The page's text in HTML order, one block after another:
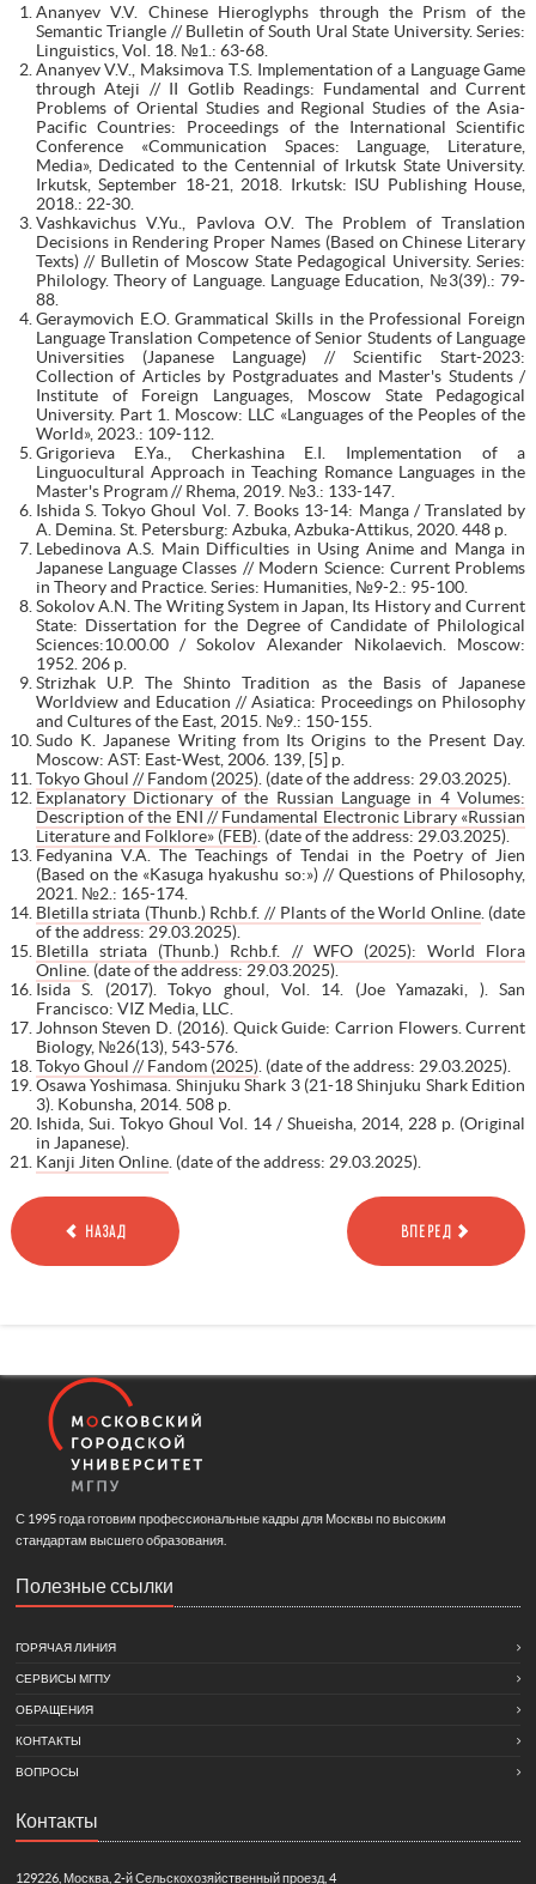
Ananyev V.V. Chinese Hieroglyphs through the Prism of the
Semantic Triangle // Bulletin of South Ural State University. Series:
Linguistics, Vol. 18. №1.: 63-68.
Ananyev V.V., Maksimova T.S. Implementation of a Language Game
through Ateji // II Gotlib Readings: Fundamental and Current
Problems of Oriental Studies and Regional Studies of the Asia-
Pacific Countries: Proceedings of the International Scientific
Conference «Communication Spaces: Language, Literature,
Media», Dedicated to the Centennial of Irkutsk State University.
Irkutsk, September 18-21, 2018. Irkutsk: ISU Publishing House,
2018.: 22-30.
Vashkavichus V.Yu., Pavlova O.V. The Problem of Translation
Decisions in Rendering Proper Names (Based on Chinese Literary
Texts) // Bulletin of Moscow State Pedagogical University. Series:
Philology. Theory of Language. Language Education, №3(39).: 79-
88.
Geraymovich E.O. Grammatical Skills in the Professional Foreign
Language Translation Competence of Senior Students of Language
Universities (Japanese Language) // Scientific Start-2023:
Collection of Articles by Postgraduates and Master's Students /
Institute of Foreign Languages, Moscow State Pedagogical
University. Part 1. Moscow: LLC «Languages of the Peoples of the
World», 2023.: 109-112.
Grigorieva E.Ya., Cherkashina E.I. Implementation of a
Linguocultural Approach in Teaching Romance Languages in the
Master's Program // Rhema, 2019. №3.: 133-147.
Ishida S. Tokyo Ghoul Vol. 7. Books 13-14: Manga / Translated by
A. Demina. St. Petersburg: Azbuka, Azbuka-Attikus, 2020. 448 p.
Lebedinova A.S. Main Difficulties in Using Anime and Manga in
Japanese Language Classes // Modern Science: Current Problems
in Theory and Practice. Series: Humanities, №9-2.: 95-100.
Sokolov A.N. The Writing System in Japan, Its History and Current
State: Dissertation for the Degree of Candidate of Philological
Sciences:10.00.00 / Sokolov Alexander Nikolaevich. Moscow:
1952. 206 p.
Strizhak U.P. The Shinto Tradition as the Basis of Japanese
Worldview and Education // Asiatica: Proceedings on Philosophy
and Cultures of the East, 2015. №9.: 150-155.
Sudo K. Japanese Writing from Its Origins to the Present Day.
Moscow: AST: East-West, 2006. 139, [5] p.
Tokyo Ghoul // Fandom (2025). (date of the address: 29.03.2025).
Explanatory Dictionary of the Russian Language in 4 Volumes:
Description of the ENI // Fundamental Electronic Library «Russian
Literature and Folklore» (FEB). (date of the address: 29.03.2025).
Fedyanina V.A. The Teachings of Tendai in the Poetry of Jien
(Based on the «Kasuga hyakushu so:») // Questions of Philosophy,
2021. №2.: 165-174.
Bletilla striata (Thunb.) Rchb.f. // Plants of the World Online. (date
of the address: 29.03.2025).
Bletilla striata (Thunb.) Rchb.f. // WFO (2025): World Flora
Online. (date of the address: 29.03.2025).
Isida S. (2017). Tokyo ghoul, Vol. 14. (Joe Yamazaki, ). San
Francisco: VIZ Media, LLC.
Johnson Steven D. (2016). Quick Guide: Carrion Flowers. Current
Biology, №26(13), 543-576.
Tokyo Ghoul // Fandom (2025). (date of the address: 29.03.2025).
Osawa Yoshimasa. Shinjuku Shark 3 (21-18 Shinjuku Shark Edition
3). Kobunsha, 2014. 508 p.
Ishida, Sui. Tokyo Ghoul Vol. 14 / Shueisha, 2014, 228 p. (Original
in Japanese).
Kanji Jiten Online. (date of the address: 29.03.2025).
НАЗАД ВПЕРЕД
С 1995 года готовим профессиональные кадры для Москвы по высоким
стандартам высшего образования.
Полезные ссылки
ГОРЯЧАЯ ЛИНИЯ
СЕРВИСЫ МГПУ
ОБРАЩЕНИЯ
КОНТАКТЫ
ВОПРОСЫ
Контакты
129226, Москва, 2-й Сельскохозяйственный проезд, 4